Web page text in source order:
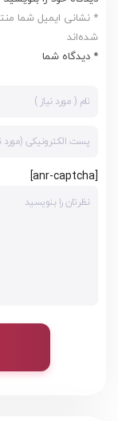
* نشانی ایمیل شما
شده‌اند
* دیدگاه شما
[anr-captcha]